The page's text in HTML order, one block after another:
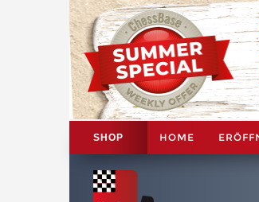
SHOP HOME